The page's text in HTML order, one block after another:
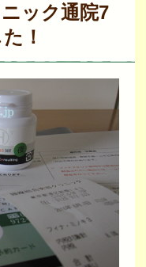
ック通院7
！